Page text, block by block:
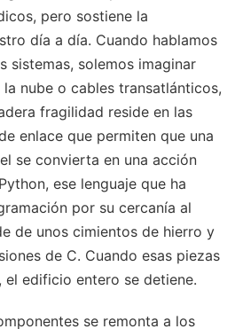
pero sostiene la
día a día. Cuando hablamos
sistemas, solemos imaginar
nube o cables transatlánticos,
fragilidad reside en las
enlace que permiten que una
se convierta en una acción
ese lenguaje que ha
por su cercanía al
de unos cimientos de hierro y
de C. Cuando esas piezas
el edificio entero se detiene.
se remonta a los